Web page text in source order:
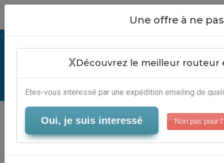
Hard Bounce Mailing List -
Automatisation Marketing Digital
Serveur-Emailing
Close
Une offre à ne
XDécouvrez le meilleur routeur
Etes-vous interessé par une expédition emailing de
Oui, je suis interessé Non pas pour